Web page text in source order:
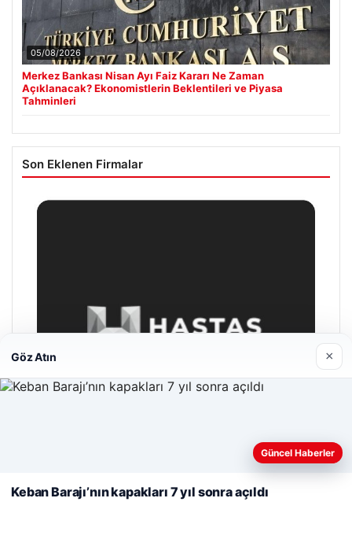
05/08/2026
Merkez Bankası Nisan Ayı Faiz Kararı Ne Zaman
Açıklanacak? Ekonomistlerin Beklentileri ve Piyasa
Tahminleri
Son Eklenen Firmalar
deneyiminizi kişiselleştirmek ve geliştirmek amacıyla çerezler
Reddet Kabul Et
Göz Atın ×
Güncel Haberler
Keban Barajı’nın kapakları 7 yıl sonra açıldı